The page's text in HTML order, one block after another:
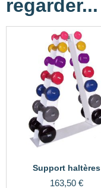
regarder...
Support haltères
163,50 €